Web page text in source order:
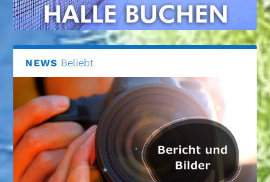
NEWS Beliebt